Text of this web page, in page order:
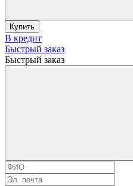
Купить
В кредит
Быстрый заказ
Быстрый заказ